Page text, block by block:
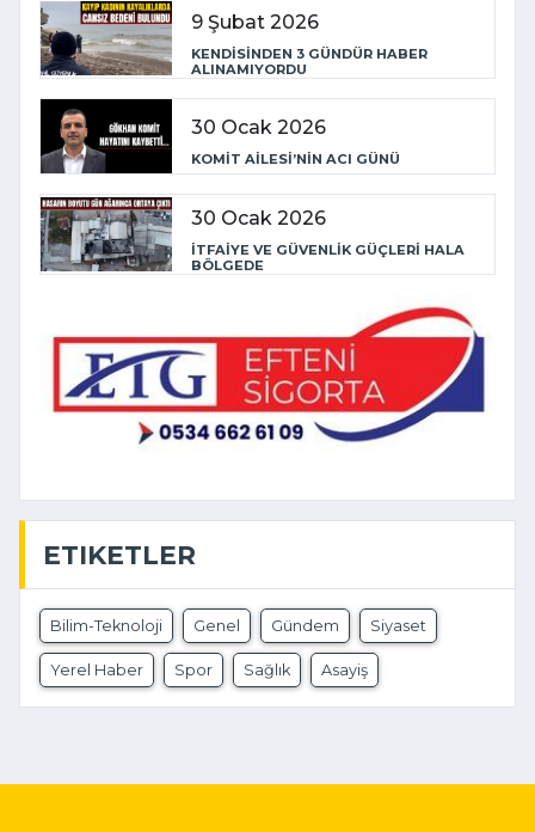
9 Şubat 2026
KENDİSİNDEN 3 GÜNDÜR HABER
ALINAMIYORDU
30 Ocak 2026
KOMİT AİLESİ’NİN ACI GÜNÜ
30 Ocak 2026
İTFAİYE VE GÜVENLİK GÜÇLERİ HALA
BÖLGEDE
ETIKETLER
Bilim-Teknoloji Genel Gündem Siyaset
Yerel Haber Spor Sağlık Asayiş